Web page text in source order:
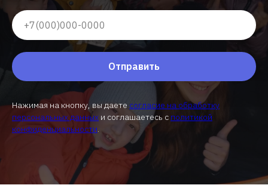
Отправить
Нажимая на кнопку, вы даете согласие на обработку
персональных данных и соглашаетесь c политикой
конфиденциальности.